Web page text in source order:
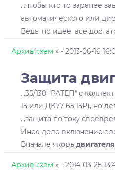
...чтобы кто то заранее
автоматического или
Ведь, по идее, все
Архив схем » - 2013-06-16
Защита
...35/130 "РАТЕП" с
15 или ДК77 65 15Р), но
...защита по току
Иное дело включение
Вначале якорь двигателя
Архив схем » - 2014-03-25